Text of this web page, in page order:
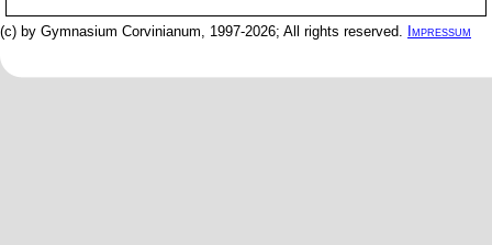
(c) by Gymnasium Corvinianum, 1997-2026; All rights reserved. Impressum